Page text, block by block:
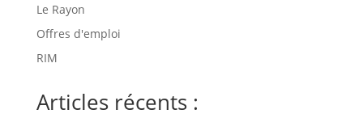
Le Rayon
Offres d'emploi
RIM
Articles récents :